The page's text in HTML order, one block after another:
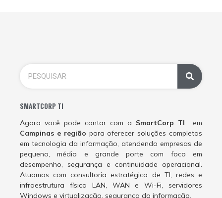
SMARTCORP TI
Agora você pode contar com a SmartCorp TI em
Campinas e região para oferecer soluções completas
em tecnologia da informação, atendendo empresas de
pequeno, médio e grande porte com foco em
desempenho, segurança e continuidade operacional.
Atuamos com consultoria estratégica de TI, redes e
infraestrutura física LAN, WAN e Wi-Fi, servidores
Windows e virtualização, segurança da informação,